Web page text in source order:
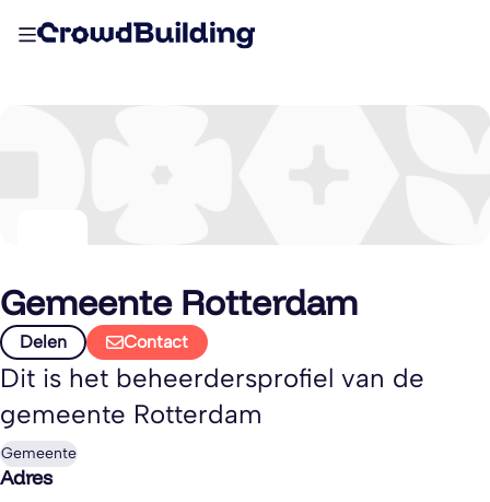
Gemeente Rotterdam
Delen Contact
Dit is het beheerdersprofiel van de
gemeente Rotterdam
Gemeente
Adres